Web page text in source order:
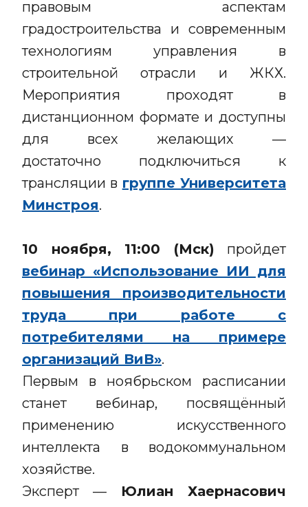
правовым аспектам
градостроительства и современным
технологиям управления в
строительной отрасли и ЖКХ.
Мероприятия проходят в
дистанционном формате и доступны
для всех желающих —
достаточно подключиться к
трансляции в группе Университета
Минстроя.
10 ноября, 11:00 (Мск) пройдет
вебинар «Использование ИИ для
повышения производительности
труда при работе с
потребителями на примере
организаций ВиВ».
Первым в ноябрьском расписании
станет вебинар, посвящённый
применению искусственного
интеллекта в водокоммунальном
хозяйстве.
Эксперт — Юлиан Хаернасович